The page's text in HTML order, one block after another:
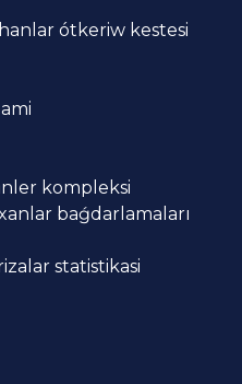
ótkeriw kestesi
kompleksi
baǵdarlamaları
statistikasi